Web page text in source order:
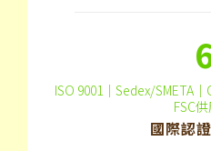
ISO 9001｜Sedex/SMETA｜
FSC
國際認